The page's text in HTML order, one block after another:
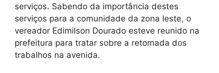
serviços. Sabendo da importância destes
serviços para a comunidade da zona leste, o
vereador Edimilson Dourado esteve reunido na
prefeitura para tratar sobre a retomada dos
trabalhos na avenida.